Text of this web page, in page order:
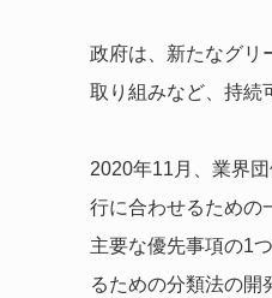
政府は、新たなグリ
取り組みなど、持続
2020年11月、業界
行に合わせるための
主要な優先事項の1
るための分類法の開